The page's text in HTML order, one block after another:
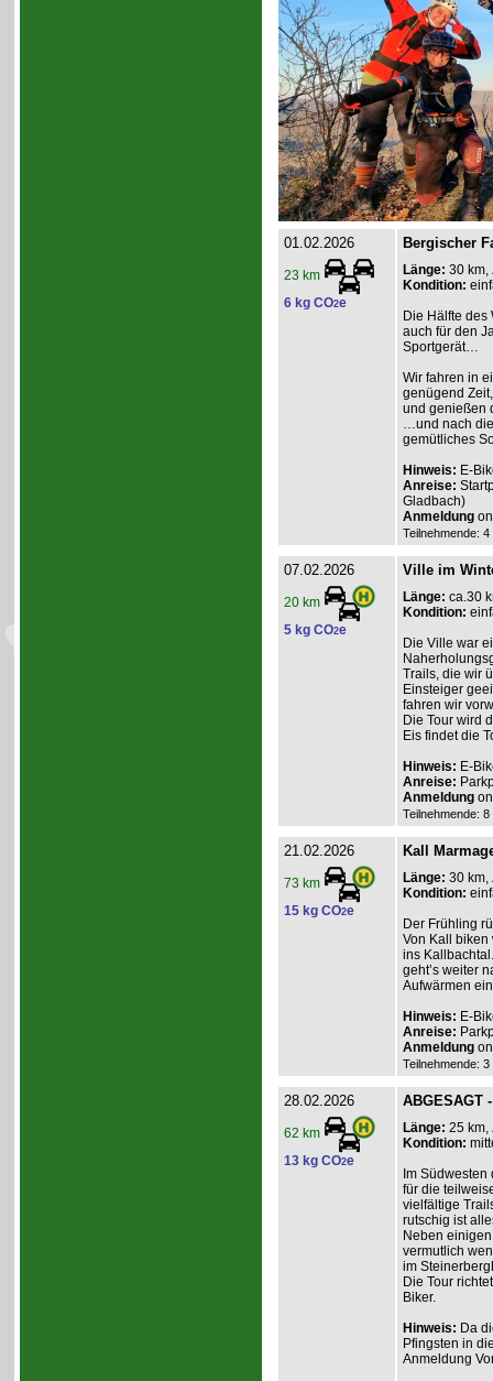
01.02.2026
23 km
6 kg CO2e
Bergischer
Länge: 30 km,
Kondition:
Die Hälfte des
auch für den
Sportgerät…
Wir fahren in
genügend
und genießen
…und nach
gemütliches
Hinweis: E-
Anreise:
Gladbach)
Anmeldung
Teilnehmende:
07.02.2026
20 km
5 kg CO2e
Ville im
Länge: ca.30
Kondition:
Die Ville war
Trails, die wir
Einsteiger
fahren wir
Die Tour wird
Eis findet die
Hinweis: E-
Anreise:
Anmeldung
Teilnehmende:
21.02.2026
73 km
15 kg CO2e
Kall
Länge: 30 km,
Kondition:
Der Frühling
Von Kall biken
ins
geht’s weiter
Aufwärmen
Hinweis: E-
Anreise:
Anmeldung
Teilnehmende:
28.02.2026
62 km
13 kg CO2e
ABGESAGT
Länge: 25 km,
Kondition:
Im
für die
vielfältige
rutschig ist
Neben
vermutlich
im
Die Tour
Biker.
Hinweis: Da
Pfingsten in
Anmeldung